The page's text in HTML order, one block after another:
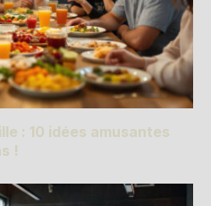
: 10 idées amusantes
!